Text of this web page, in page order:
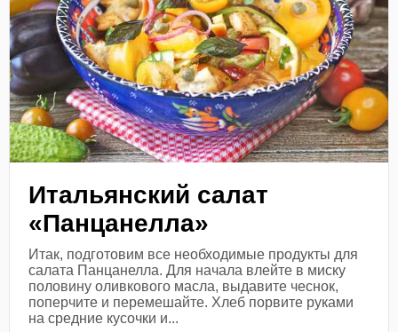
Итальянский салат
«Панцанелла»
Итак, подготовим все необходимые продукты для
салата Панцанелла. Для начала влейте в миску
половину оливкового масла, выдавите чеснок,
поперчите и перемешайте. Хлеб порвите руками
на средние кусочки и...